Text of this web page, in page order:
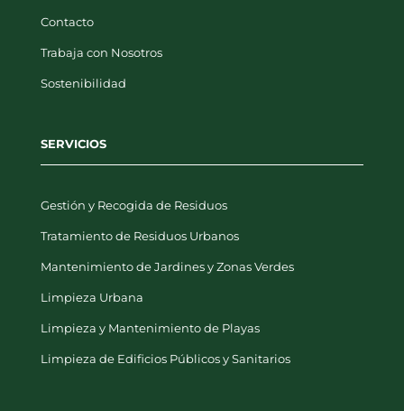
Contacto
Trabaja con Nosotros
Sostenibilidad
SERVICIOS
Gestión y Recogida de Residuos
Tratamiento de Residuos Urbanos
Mantenimiento de Jardines y Zonas Verdes
Limpieza Urbana
Limpieza y Mantenimiento de Playas
Limpieza de Edificios Públicos y Sanitarios